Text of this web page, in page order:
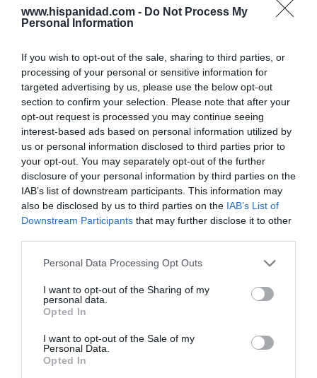
www.hispanidad.com - Do Not Process My
Personal Information
If you wish to opt-out of the sale, sharing to third parties, or
processing of your personal or sensitive information for
targeted advertising by us, please use the below opt-out
section to confirm your selection. Please note that after your
opt-out request is processed you may continue seeing
interest-based ads based on personal information utilized by
us or personal information disclosed to third parties prior to
your opt-out. You may separately opt-out of the further
disclosure of your personal information by third parties on the
IAB’s list of downstream participants. This information may
also be disclosed by us to third parties on the IAB’s List of
Downstream Participants that may further disclose it to other
Personal Data Processing Opt Outs
I want to opt-out of the Sharing of my
personal data.
Opted In
I want to opt-out of the Sale of my
Personal Data.
Opted In
y es fascista...el PNV opina lo mismo... y es
progresista
ECONOMÍA
Siemens baja en bolsa, pese a que vuelve a
elevar previsiones, tras un trimestre récord
Cristina Martín 06/08/26 15:12
OPINIÓN
“Sánchez es un sinvergüenza que ha
abandonado a su país, porque Ceuta es
España. Tenemos un Gobierno en
connivencia con Marruecos”: acusa una ceutí
Hispanidad 06/08/26 11:30
Marcelo Gullo: “El trabajo de desmitificar la
historia, de poner la verdadera, de
desmontar la falsificación, es un trabajo
por Hispanidad
Artículos anteriores